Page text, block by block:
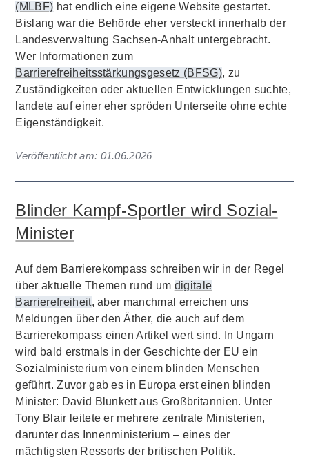
(MLBF) hat endlich eine eigene Website gestartet.
Bislang war die Behörde eher versteckt innerhalb der
Landesverwaltung Sachsen-Anhalt untergebracht.
Wer Informationen zum
Barrierefreiheitsstärkungsgesetz (BFSG), zu
Zuständigkeiten oder aktuellen Entwicklungen suchte,
landete auf einer eher spröden Unterseite ohne echte
Eigenständigkeit.
Veröffentlicht am: 01.06.2026
Blinder Kampf-Sportler wird Sozial-
Minister
Auf dem Barrierekompass schreiben wir in der Regel
über aktuelle Themen rund um digitale
Barrierefreiheit, aber manchmal erreichen uns
Meldungen über den Äther, die auch auf dem
Barrierekompass einen Artikel wert sind. In Ungarn
wird bald erstmals in der Geschichte der EU ein
Sozialministerium von einem blinden Menschen
geführt. Zuvor gab es in Europa erst einen blinden
Minister: David Blunkett aus Großbritannien. Unter
Tony Blair leitete er mehrere zentrale Ministerien,
darunter das Innenministerium – eines der
mächtigsten Ressorts der britischen Politik.